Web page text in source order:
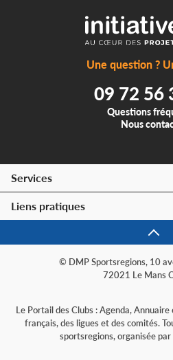
Une question ?
09 72 56
Questions
Nous
Services
Liens pratiques
© DMP Sportsregions, 10
72021 Le Mans
Le Portail des Clubs : Agenda,
français, des ligues et des comités.
sportsregions, organisée